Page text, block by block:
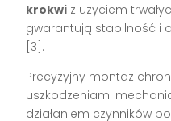
krokwi z użyciem
gwarantują stabilność i
[3].
Precyzyjny montaż
uszkodzeniami
działaniem czynników